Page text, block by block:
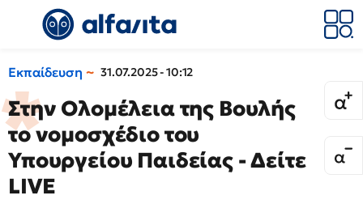
Εκπαίδευση 31.07.2025 - 10:12
Στην Ολομέλεια της Βουλής
το νομοσχέδιο του
Υπουργείου Παιδείας - Δείτε
LIVE